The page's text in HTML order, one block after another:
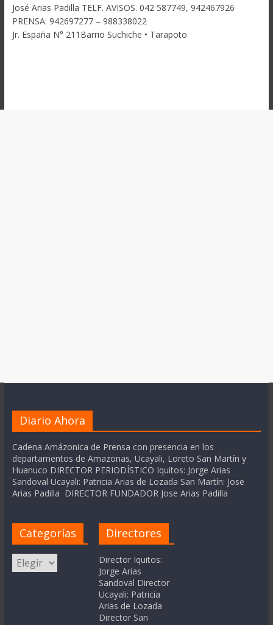
José Arias Padilla TELF. AVISOS. 042 587749, 942467926
PRENSA: 942697277 – 988338022
Jr. España N° 211Barrio Suchiche • Tarapoto
Diario Ahora
Cadena Amázonica de Prensa con presencia en los
departamentos de Amazonas, Ucayali, Loreto San Martín y
Huanuco DIRECTOR PERIODÍSTICO Iquitos: Jorge Arias
Sandoval Ucayali: Patricia Arias de Lozada San Martín: Jose
Arias Padilla DIRECTOR FUNDADOR Jose Arias Padilla
Categorías
Categorías
Directores
Director Iquitos:
Jorge Arias
Sandoval Director
Ucayali: Patricia
Arias de Lozada
Director San